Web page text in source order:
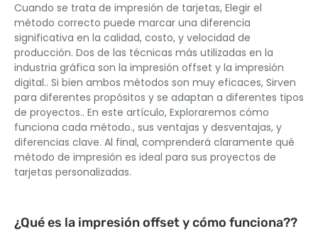
Cuando se trata de impresión de tarjetas, Elegir el
método correcto puede marcar una diferencia
significativa en la calidad, costo, y velocidad de
producción. Dos de las técnicas más utilizadas en la
industria gráfica son la impresión offset y la impresión
digital.. Si bien ambos métodos son muy eficaces, Sirven
para diferentes propósitos y se adaptan a diferentes tipos
de proyectos.. En este artículo, Exploraremos cómo
funciona cada método., sus ventajas y desventajas, y
diferencias clave. Al final, comprenderá claramente qué
método de impresión es ideal para sus proyectos de
tarjetas personalizadas.
¿Qué es la impresión offset y cómo funciona??